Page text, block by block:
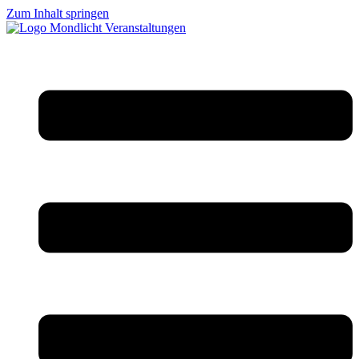
Zum Inhalt springen